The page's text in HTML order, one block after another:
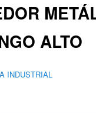
ALTO
INDUSTRIAL